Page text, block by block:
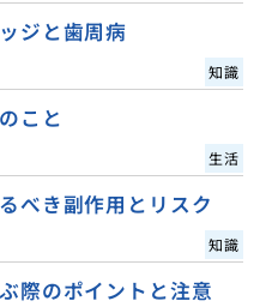
ジと歯周病
知識
こと
生活
べき副作用とリスク
知識
際のポイントと注意